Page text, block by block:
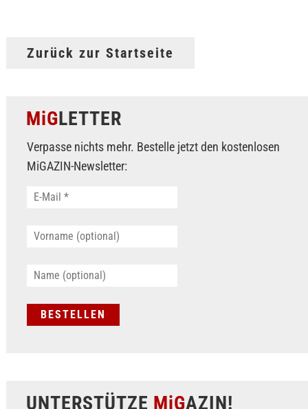
Zurück zur Startseite
MiGLETTER
Verpasse nichts mehr. Bestelle jetzt den kostenlosen
MiGAZIN-Newsletter:
UNTERSTÜTZE MiGAZIN!